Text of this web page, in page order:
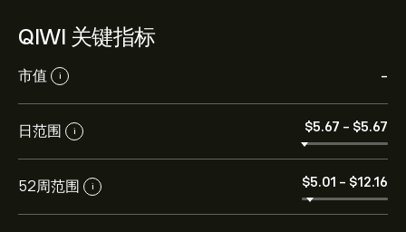
QIWI 关键指标
市值 i -
日范围 i ‎$‎5.67 - ‎$‎5.67
52周范围 i ‎$‎5.01 - ‎$‎12.16